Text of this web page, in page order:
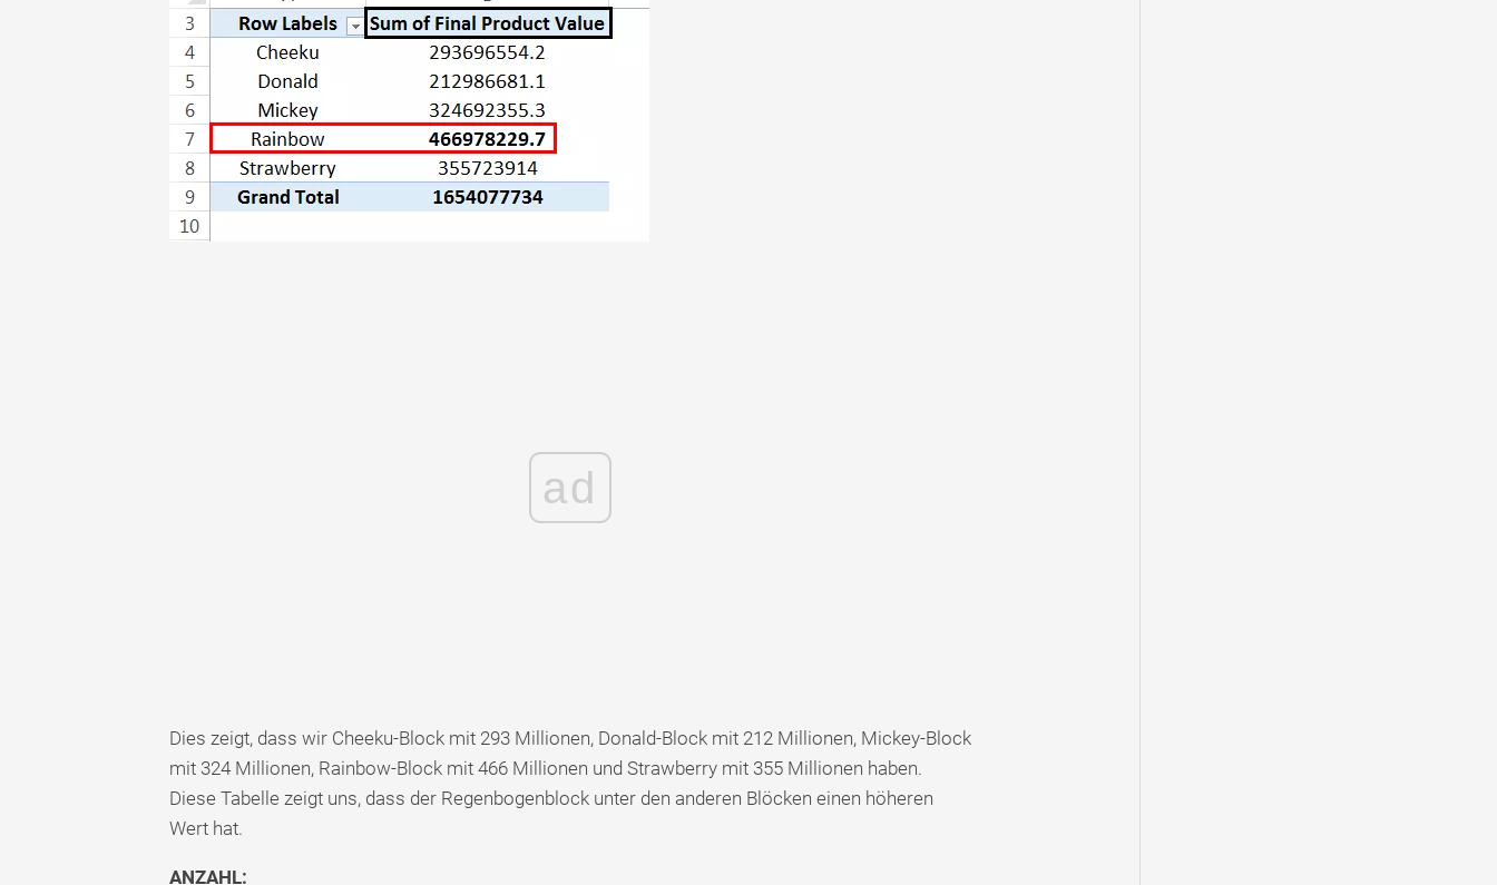
ad
Dies zeigt, dass wir Cheeku-Block mit 293 Millionen, Donald-Block mit 212 Millionen, Mickey-Block
mit 324 Millionen, Rainbow-Block mit 466 Millionen und Strawberry mit 355 Millionen haben.
Diese Tabelle zeigt uns, dass der Regenbogenblock unter den anderen Blöcken einen höheren
Wert hat.
ANZAHL: